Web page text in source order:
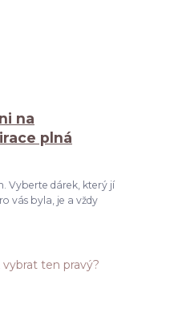
na
plná
Vyberte dárek, který jí
vás byla, je a vždy